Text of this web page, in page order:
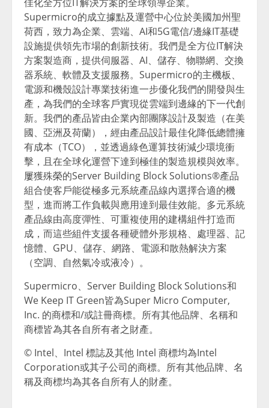
Supermicro的成立據點及運營中心位於美國加州聖
荷西，致力為企業、雲端、AI和5G電信/邊緣IT基礎
設施提供領先市場的創新技術。我們是全方位IT解決
方案製造商，提供伺服器、AI、儲存、物聯網、交換
器系統、軟體及支援服務。Supermicro的主機板、
電源和機殼設計專業技術進一步優化我們的開發與生
產，為我們的全球客戶實現從雲端到邊緣的下一代創
新。我們的產品皆由企業內部團隊設計及製造（在美
國、亞洲及荷蘭），經由產品設計最佳化降低總體擁
有成本（TCO），並透過綠色運算技術減少環境衝
擊，且在全球化運營下達到極佳的製造規模與效率。
屢獲殊榮的Server Building Block Solutions®產品
組合使客戶能從極多元系統產品線內選擇合適的機
型，進而將工作負載與應用達到最佳效能。多元系統
產品線由高度彈性、可重複使用的建構組件打造而
成，而這些組件支援各種硬體外形規格、處理器、記
憶體、GPU、儲存、網路、電源和散熱解決方案
（空調、自然氣冷或液冷）。
Supermicro、Server Building Block Solutions和
We Keep IT Green皆為Super Micro Computer,
Inc. 的商標和/或註冊商標。所有其他品牌、名稱和
商標皆為其各自所有者之財產。
© Intel、Intel 標誌及其他 Intel 商標均為Intel
Corporation或其子公司的商標。所有其他品牌、名
稱及商標均為其各自所有人的財產。